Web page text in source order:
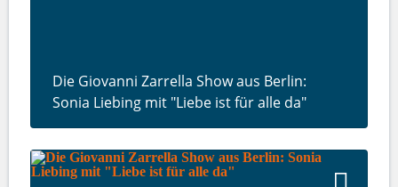
Die Giovanni Zarrella Show aus Berlin:
Sonia Liebing mit "Liebe ist für alle da"